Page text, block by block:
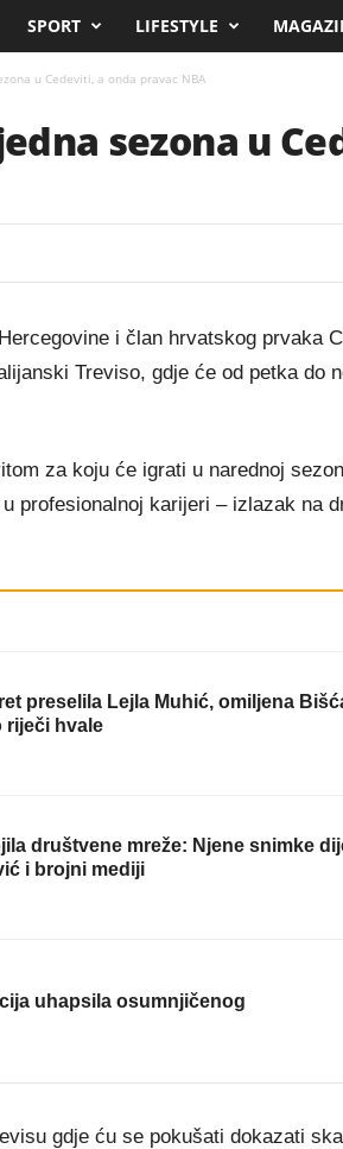
SPORT LIFESTYLE
u Cedeviti, a onda pravac NBA
sezona u
i član hrvatskog prvaka
Treviso, gdje će od petka do
za koju će igrati u narednoj
profesionalnoj karijeri – izlazak na
preselila Lejla Muhić, omiljena
riječi hvale
društvene mreže: Njene snimke
i brojni mediji
uhapsila osumnjičenog
gdje ću se pokušati dokazati